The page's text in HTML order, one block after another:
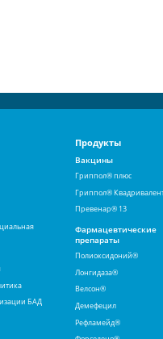
БАД
Продукты
Вакцины
Гриппол® плюс
Гриппол®
Превенар® 13
Фармацевтические
препараты
Полиоксидоний®
Лонгидаза®
Велсон®
Демефецил
Рефламейд®